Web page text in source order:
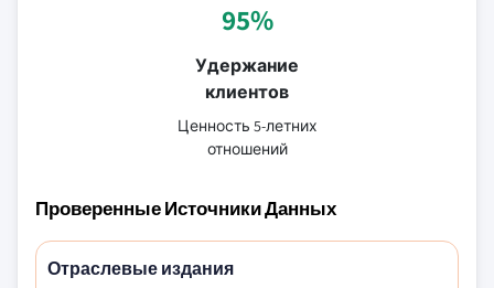
95%
Удержание
клиентов
Ценность 5-летних
отношений
Проверенные Источники Данных
Отраслевые издания